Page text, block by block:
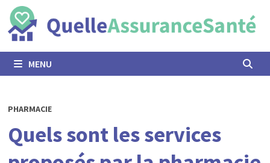
Passer
au
contenu
MENU
PHARMACIE
Quels sont les services